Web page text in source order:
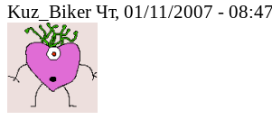
Kuz_Biker Чт, 01/11/2007 - 08:47